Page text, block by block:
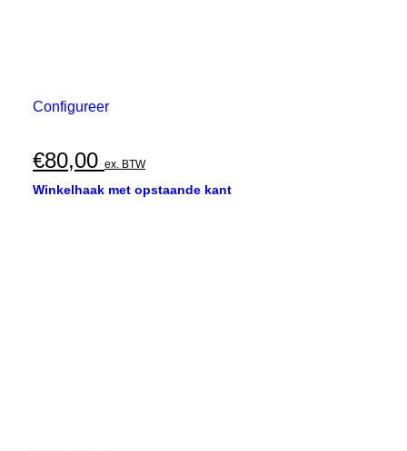
Configureer
€80,00 ex. BTW
Winkelhaak met opstaande kant